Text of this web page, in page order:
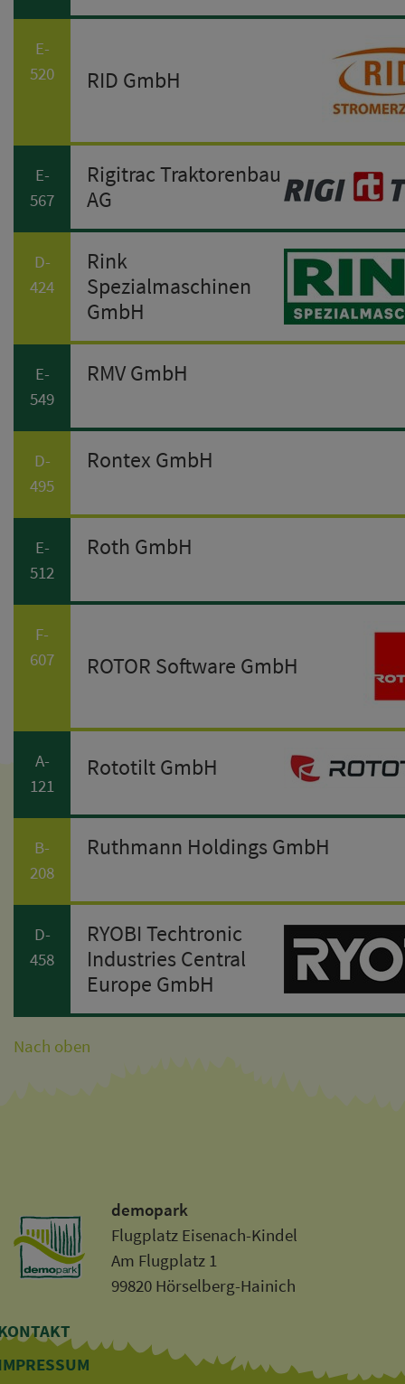
E-
520
RID GmbH
E-
567
Rigitrac Traktorenbau
AG
D-
424
Rink
Spezialmaschinen
GmbH
E-
549
RMV GmbH
D-
495
Rontex GmbH
E-
512
Roth GmbH
F-
607
ROTOR Software GmbH
A-
121
Rototilt GmbH
B-
208
Ruthmann Holdings GmbH
D-
458
RYOBI Techtronic
Industries Central
Europe GmbH
Nach oben
demopark
Flugplatz Eisenach-Kindel
Am Flugplatz 1
99820 Hörselberg-Hainich